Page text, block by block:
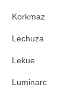
Korkmaz
Lechuza
Lekue
Luminarc